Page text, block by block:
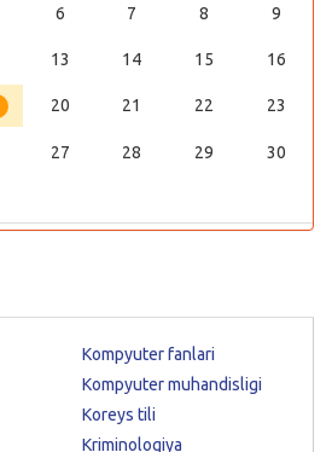
6 7 8 9
13 14 15 16
20 21 22 23
27 28 29 30
Kompyuter fanlari
Kompyuter muhandisligi
Koreys tili
Kriminologiya